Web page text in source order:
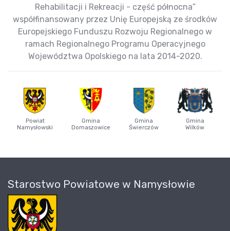
Rehabilitacji i Rekreacji - część północna”
współfinansowany przez Unię Europejską ze środków
Europejskiego Funduszu Rozwoju Regionalnego w
ramach Regionalnego Programu Operacyjnego
Województwa Opolskiego na lata 2014-2020.
Powiat
Namysłowski
Gmina
Domaszowice
Gmina
Świerczów
Gmina
Wilków
Starostwo Powiatowe w Namysłowie